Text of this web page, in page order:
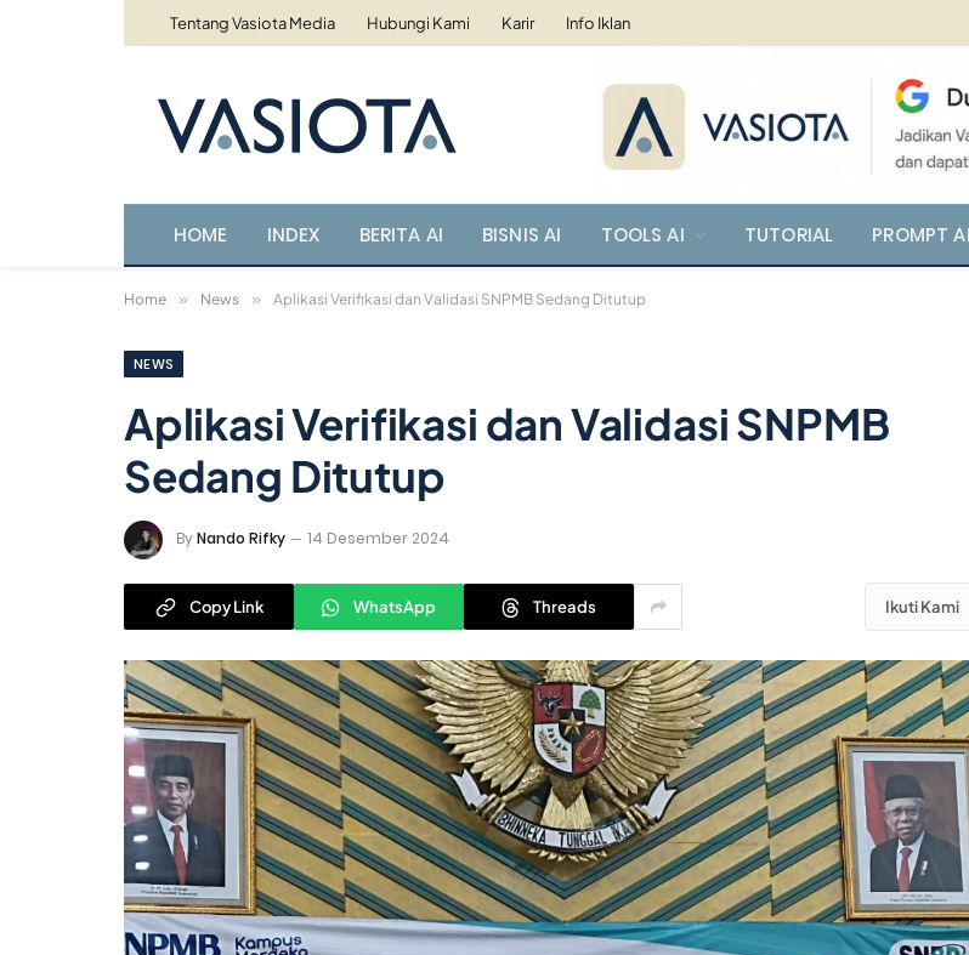
Tentang Vasiota Media Hubungi Kami Karir Info Iklan
HOME INDEX BERITA AI BISNIS AI TOOLS AI TUTORIAL PROMPT AI
Home » News » Aplikasi Verifikasi dan Validasi SNPMB Sedang Ditutup
NEWS
Aplikasi Verifikasi dan Validasi SNPMB
Sedang Ditutup
ByNando Rifky 14 Desember 2024
Copy Link WhatsApp Threads Ikuti Kami